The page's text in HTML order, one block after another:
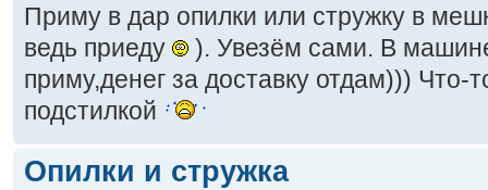
Приму в дар опилки или стружку в
ведь приеду
). Увезём сами. В
приму,денег за доставку отдам))) Что-
подстилкой
Опилки и стружка